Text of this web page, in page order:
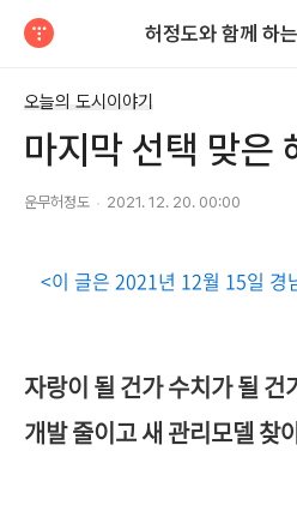
허정도와 함께 하
오늘의 도시이야기
마지막 선택 맞은
운무허정도 2021. 12. 20. 00:00
<이 글은 2021년 12월 15일 경
자랑이 될 건가 수치가 될 건
개발 줄이고 새 관리모델 찾